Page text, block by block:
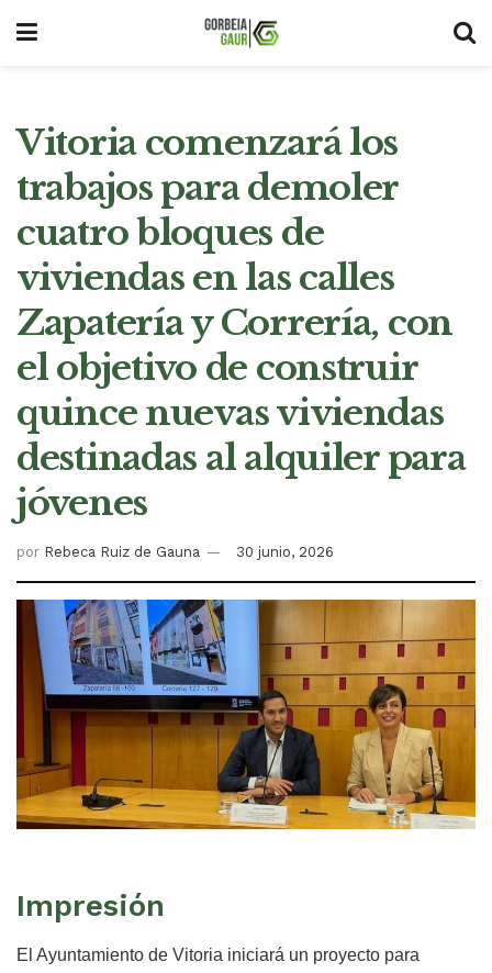
Vitoria comenzará los
trabajos para demoler
cuatro bloques de
viviendas en las calles
Zapatería y Correría, con
el objetivo de construir
quince nuevas viviendas
destinadas al alquiler para
jóvenes
por Rebeca Ruiz de Gauna 30 junio, 2026
Impresión
El Ayuntamiento de Vitoria iniciará un proyecto para